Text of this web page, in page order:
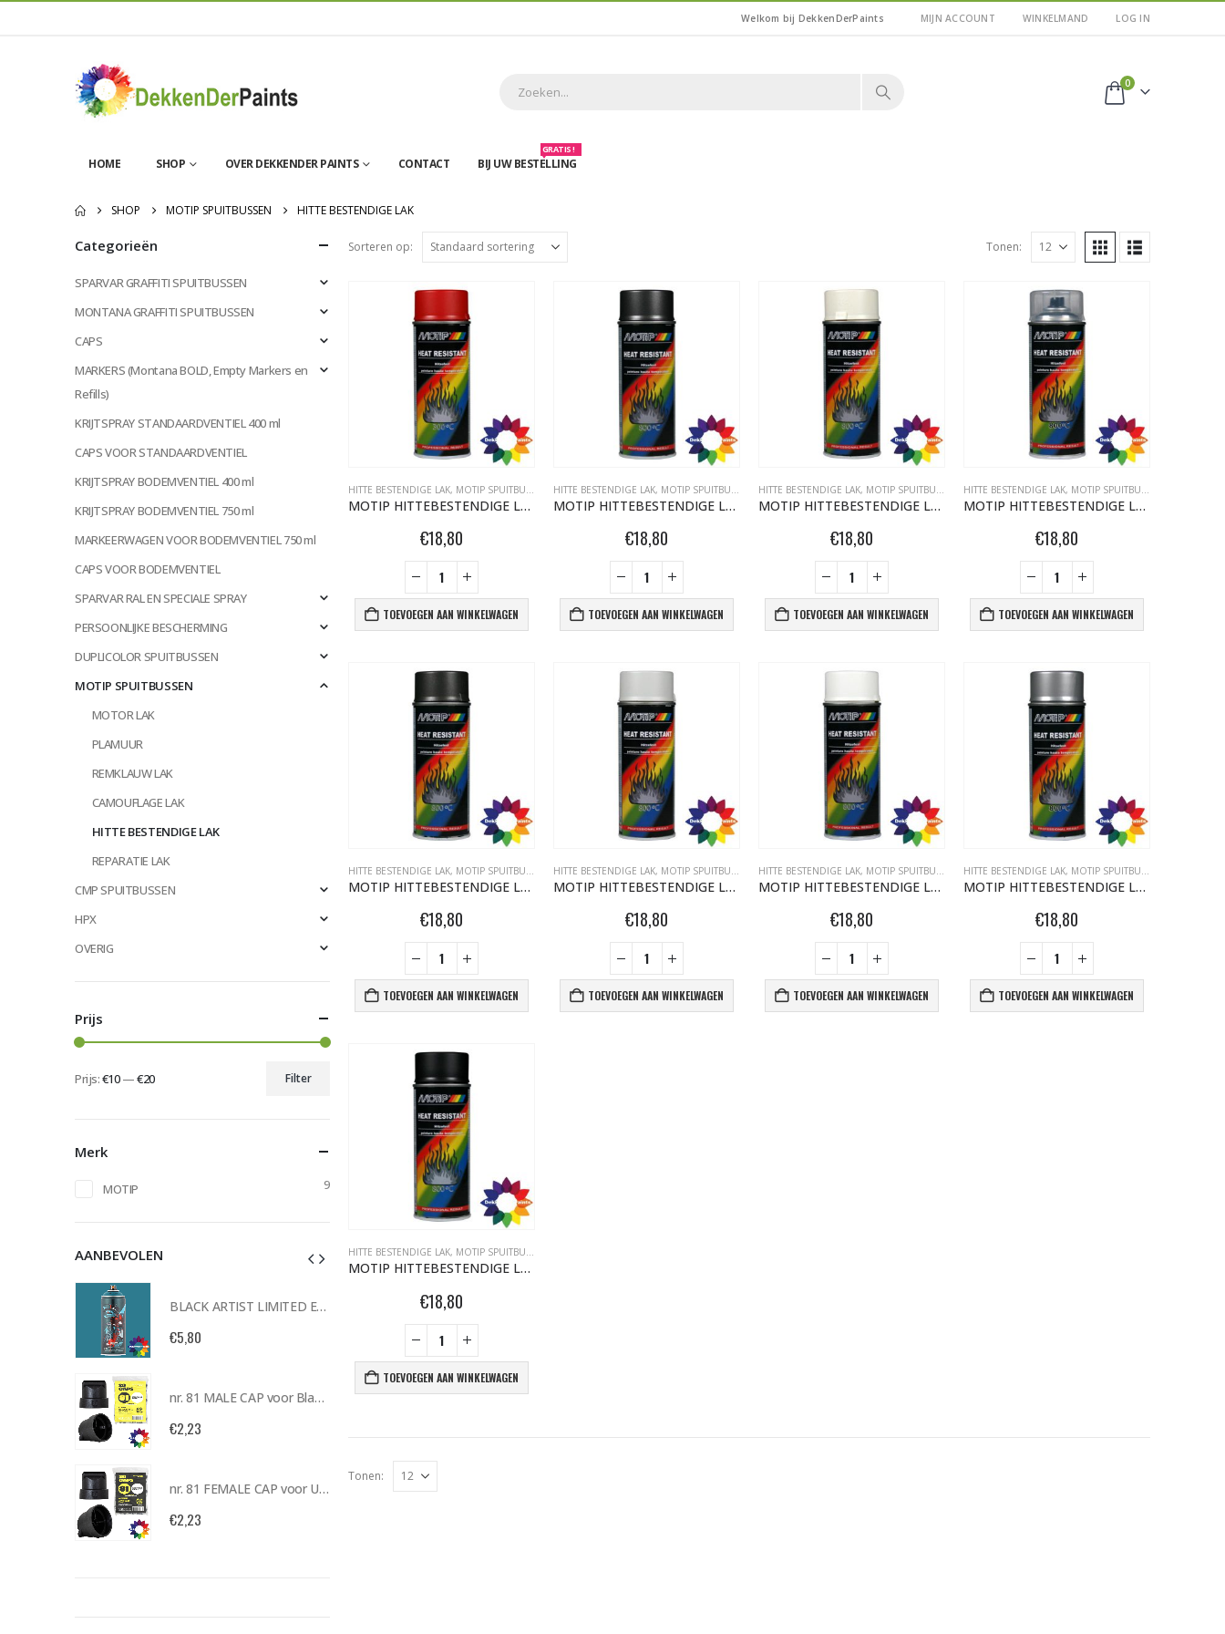
Welkom bij DekkenDerPaints MIJN ACCOUNT WINKELMAND LOG IN
0
HOME SHOP OVER DEKKENDER PAINTS CONTACT BIJ UW BESTELLING
GRATIS !
SHOP MOTIP SPUITBUSSEN HITTE BESTENDIGE LAK
Sorteren op: Tonen:
HITTE BESTENDIGE LAK, MOTIP SPUITBUSSEN
MOTIP HITTEBESTENDIGE LAK 300°C 400ML ROOD 04040
€18,80
TOEVOEGEN AAN WINKELWAGEN
HITTE BESTENDIGE LAK, MOTIP SPUITBUSSEN
MOTIP HITTEBESTENDIGE LAK 800°C 400ML ANTRACIET 04037
€18,80
TOEVOEGEN AAN WINKELWAGEN
HITTE BESTENDIGE LAK, MOTIP SPUITBUSSEN
MOTIP HITTEBESTENDIGE LAK 800°C 400ML BEIGE 04038
€18,80
TOEVOEGEN AAN WINKELWAGEN
HITTE BESTENDIGE LAK, MOTIP SPUITBUSSEN
MOTIP HITTEBESTENDIGE LAK 800°C 400ML BLANKE LAK 04033
€18,80
TOEVOEGEN AAN WINKELWAGEN
HITTE BESTENDIGE LAK, MOTIP SPUITBUSSEN
MOTIP HITTEBESTENDIGE LAK 800°C 400ML DONKER ANTRACIET 04030
€18,80
TOEVOEGEN AAN WINKELWAGEN
HITTE BESTENDIGE LAK, MOTIP SPUITBUSSEN
MOTIP HITTEBESTENDIGE LAK 800°C 400ML GRIJS 04039
€18,80
TOEVOEGEN AAN WINKELWAGEN
HITTE BESTENDIGE LAK, MOTIP SPUITBUSSEN
MOTIP HITTEBESTENDIGE LAK 800°C 400ML WIT 04036
€18,80
TOEVOEGEN AAN WINKELWAGEN
HITTE BESTENDIGE LAK, MOTIP SPUITBUSSEN
MOTIP HITTEBESTENDIGE LAK 800°C 400ML ZILVER 04032
€18,80
TOEVOEGEN AAN WINKELWAGEN
HITTE BESTENDIGE LAK, MOTIP SPUITBUSSEN
MOTIP HITTEBESTENDIGE LAK 800°C 400ML ZWART 04031
€18,80
TOEVOEGEN AAN WINKELWAGEN
Tonen:
Categorieën
SPARVAR GRAFFITI SPUITBUSSEN
MONTANA GRAFFITI SPUITBUSSEN
CAPS
MARKERS (Montana BOLD, Empty Markers en
Refills)
KRIJTSPRAY STANDAARDVENTIEL 400 ml
CAPS VOOR STANDAARDVENTIEL
KRIJTSPRAY BODEMVENTIEL 400 ml
KRIJTSPRAY BODEMVENTIEL 750 ml
MARKEERWAGEN VOOR BODEMVENTIEL 750 ml
CAPS VOOR BODEMVENTIEL
SPARVAR RAL EN SPECIALE SPRAY
PERSOONLIJKE BESCHERMING
DUPLICOLOR SPUITBUSSEN
MOTIP SPUITBUSSEN
MOTOR LAK
PLAMUUR
REMKLAUW LAK
CAMOUFLAGE LAK
HITTE BESTENDIGE LAK
REPARATIE LAK
CMP SPUITBUSSEN
HPX
OVERIG
Prijs
Min.
Max.
Filter
Prijs:€10—€20
Merk
MOTIP 9
AANBEVOLEN
BLACK ARTIST LIMITED EDITION 29 BLK 6170 Bond Truluv 400ml 107254 NIEUW OP = OP
€5,80
nr. 81 MALE CAP voor Black & Gold cans 105092 per stuk
€2,23
nr. 81 FEMALE CAP voor ULTRAWIDE cans 105093 per stuk
€2,23
5,80